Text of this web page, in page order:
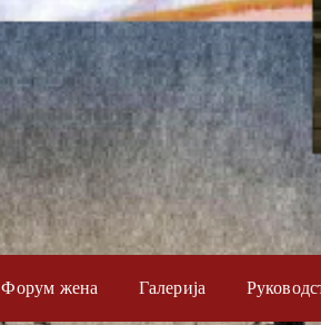
Форум жена Галерија